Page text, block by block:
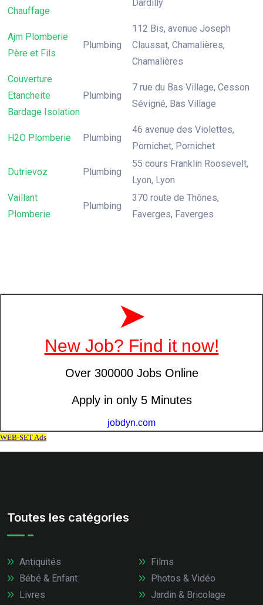
Chauffage
Dardilly
Ajm Plomberie
Père et Fils
Plumbing
112 Bis, avenue Joseph
Claussat, Chamalières,
Chamalières
Couverture
Etancheite
Bardage Isolation
Plumbing
7 rue du Bas Village, Cesson
Sévigné, Bas Village
H2O Plomberie Plumbing
46 avenue des Violettes,
Pornichet, Pornichet
Dutrievoz Plumbing
55 cours Franklin Roosevelt,
Lyon, Lyon
Vaillant
Plomberie
Plumbing
370 route de Thônes,
Faverges, Faverges
Toutes les catégories
Antiquités
Bébé & Enfant
Livres
Films
Photos & Vidéo
Jardin & Bricolage